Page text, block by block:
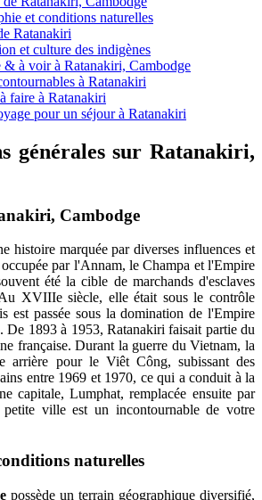
et conditions naturelles
Ratanakiri
et culture des indigènes
& à voir à Ratanakiri, Cambodge
à Ratanakiri
faire à Ratanakiri
pour un séjour à Ratanakiri
générales sur Ratanakiri,
, Cambodge
histoire marquée par diverses influences et
par l'Annam, le Champa et l'Empire
été la cible de marchands d'esclaves
XVIIIe siècle, elle était sous le contrôle
est passée sous la domination de l'Empire
De 1893 à 1953, Ratanakiri faisait partie du
française. Durant la guerre du Vietnam, la
arrière pour le Viêt Công, subissant des
entre 1969 et 1970, ce qui a conduit à la
capitale, Lumphat, remplacée ensuite par
ville est un incontournable de votre
naturelles
possède un terrain géographique diversifié,